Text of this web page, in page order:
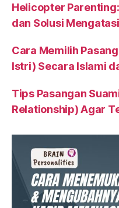
Helicopter
dan Solusi
Cara Memilih
Istri) Secara Islami
Tips Pasangan
Relationship) Agar